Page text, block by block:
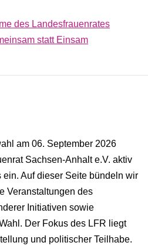
des Landesfrauenrates
statt Einsam
am 06. September 2026
Sachsen-Anhalt e.V. aktiv
Auf dieser Seite bündeln wir
Veranstaltungen des
Initiativen sowie
Der Fokus des LFR liegt
und politischer Teilhabe.